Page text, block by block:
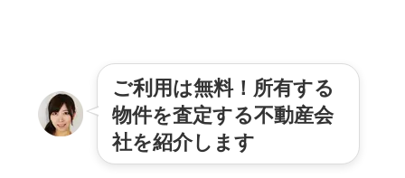
ご利用は無料！所有する
物件を査定する不動産会
社を紹介します